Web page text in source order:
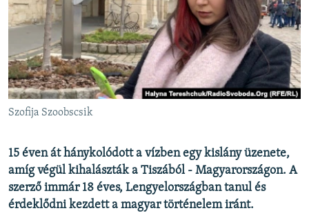
EURÓPAI UNIÓ
KLÍMAVÁLTOZÁS
A MÚLT TANULSÁGAI
Valamennyi RFE/RL weboldal
Szofija Szoobscsik
15 éven át hánykolódott a vízben egy kislány üzenete,
amíg végül kihalászták a Tiszából - Magyarországon. A
szerző immár 18 éves, Lengyelországban tanul és
érdeklődni kezdett a magyar történelem iránt.